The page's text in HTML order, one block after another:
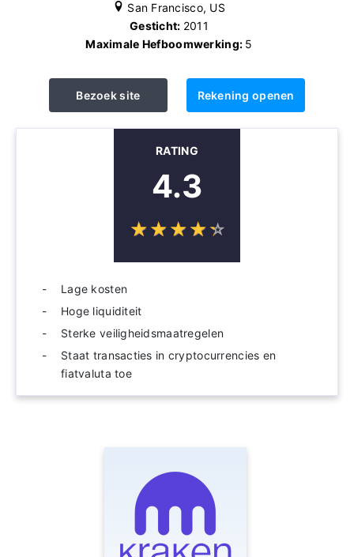
San Francisco, US
Gesticht: 2011
Maximale Hefboomwerking: 5
Bezoek site Rekening openen
RATING
4.3
☆☆☆☆☆
★★★★★
Lage kosten
Hoge liquiditeit
Sterke veiligheidsmaatregelen
Staat transacties in cryptocurrencies en
fiatvaluta toe